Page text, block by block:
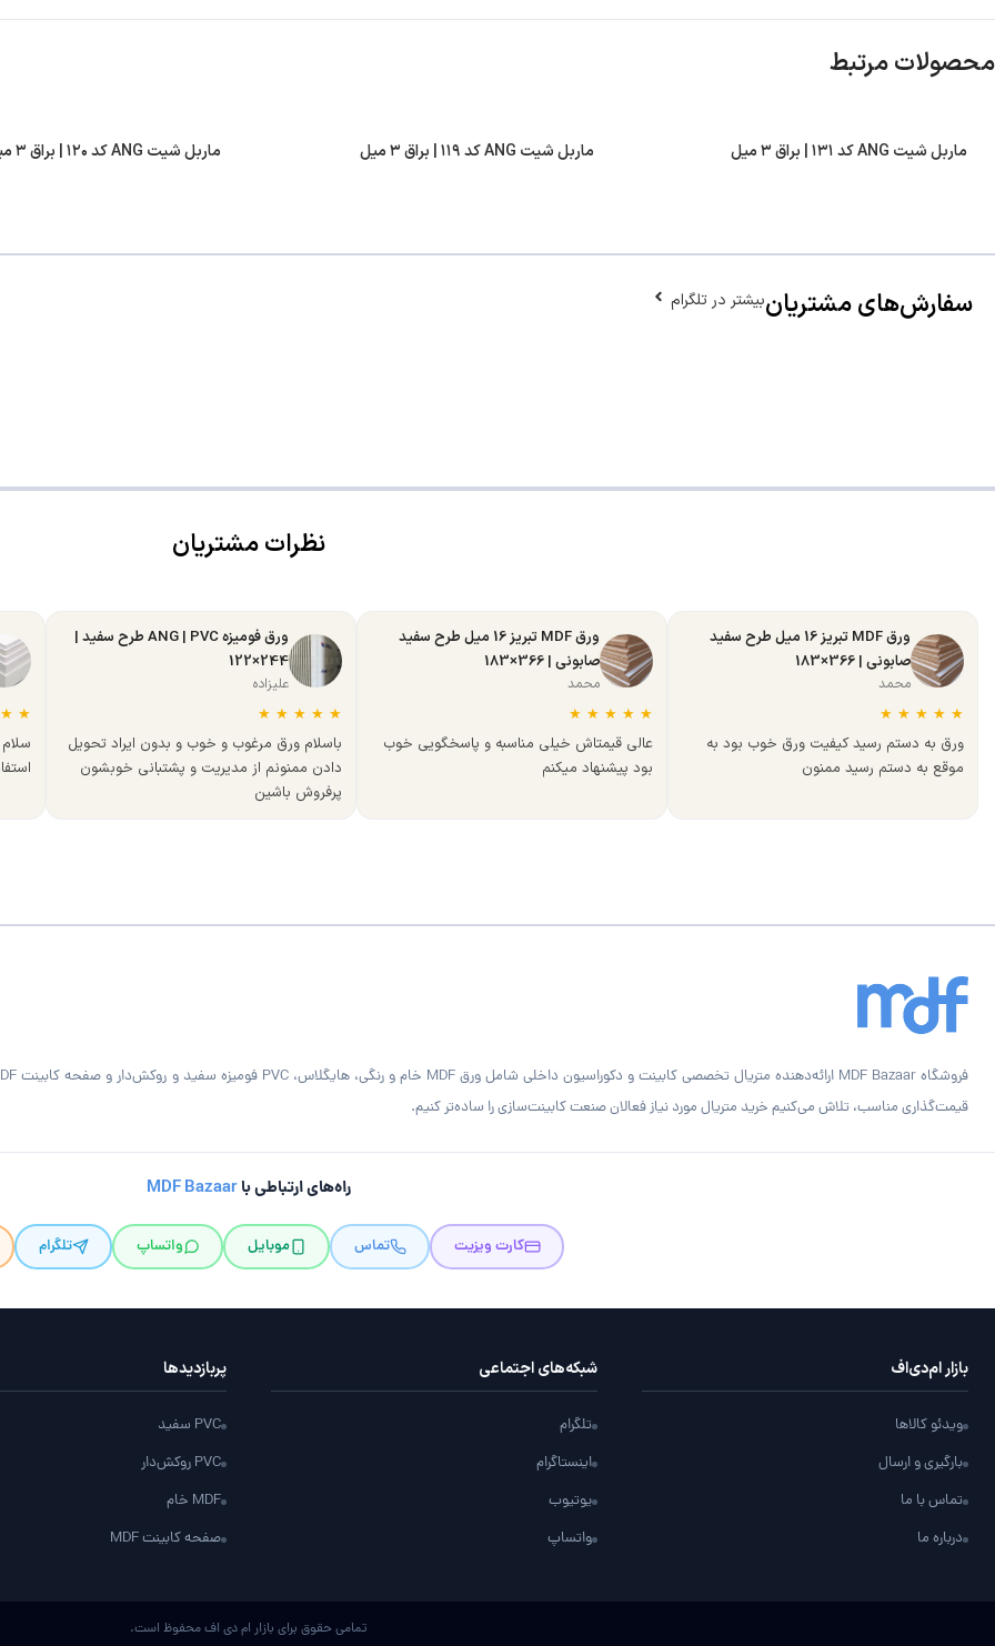
محصولات مرتبط
ماربل شیت ANG کد ۱۳۱ | براق ۳ میل ماربل شیت ANG کد ۱۱۹ | براق ۳ میل ماربل شیت ANG کد ۱۲۰ | براق ۳ میل
سفارش‌های مشتریانبیشتر در تلگرام
نظرات مشتریان
ورق MDF تبریز 16 میل طرح سفید
صابونی | 366×183
محمد
★
★
★
★
★
ورق به دستم رسید کیفیت ورق خوب بود به
موقع به دستم رسید ممنون
ورق MDF تبریز 16 میل طرح سفید
صابونی | 366×183
محمد
★
★
★
★
★
عالی قیمتاش خیلی مناسبه و پاسخگویی خوب
بود پیشنهاد میکنم
ورق فومیزه ANG | PVC طرح سفید |
244×122
علیزاده
★
★
★
★
★
باسلام ورق مرغوب و خوب و بدون ایراد تحویل
دادن ممنونم از مدیریت و پشتبانی خوبشون
پرفروش باشین
★
★
قیمت‌گذاری مناسب، تلاش می‌کنیم خرید متریال مورد نیاز فعالان صنعت کابینت‌سازی را ساده‌تر کنیم.
راه‌های ارتباطی باMDF Bazaar
کارت ویزیت تماس موبایل واتساپ تلگرام
بازار ام‌دی‌اف
ویدئو کالاها
بارگیری و ارسال
تماس با ما
درباره ما
شبکه‌های اجتماعی
تلگرام
اینستاگرام
یوتیوب
واتساپ
پربازدید‌ها
PVC سفید
PVC روکش‌دار
MDF خام
صفحه کابینت MDF
تمامی حقوق برای بازار ام دی اف محفوظ است.